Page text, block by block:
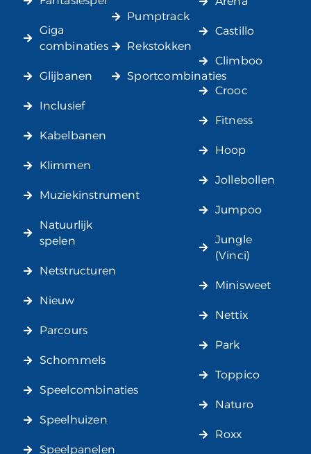
Giga
combinaties
Glijbanen
Inclusief
Kabelbanen
Klimmen
Muziekinstrument
Natuurlijk
spelen
Netstructuren
Nieuw
Parcours
Schommels
Speelcombinaties
Speelhuizen
Speelpanelen
Pumptrack
Rekstokken
Sportcombinaties
Castillo
Climboo
Crooc
Fitness
Hoop
Jollebollen
Jumpoo
Jungle
(Vinci)
Minisweet
Nettix
Park
Toppico
Naturo
Roxx